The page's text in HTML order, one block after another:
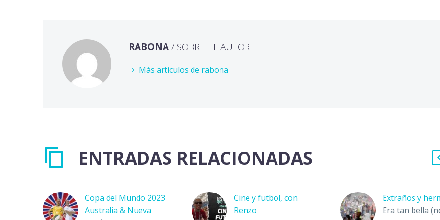
RABONA/ SOBRE EL AUTOR
Más artículos de rabona
ENTRADAS RELACIONADAS
Copa del Mundo 2023
Australia & Nueva
Cine y futbol, con
Renzo
Extraños y
Era tan bella